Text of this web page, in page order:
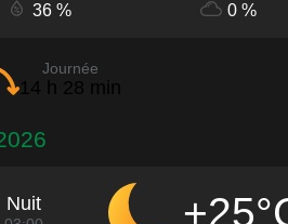
36 %
0 %
Journée
14 h 28 min
Nuit